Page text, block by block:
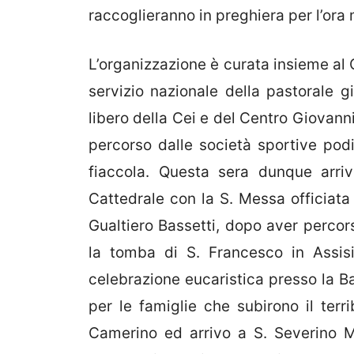
raccoglieranno in preghiera per l’ora
L’organizzazione è curata insieme
servizio nazionale della pastorale
libero della Cei e del Centro
percorso dalle società sportive
fiaccola. Questa sera dunque
Cattedrale con la S. Messa
Gualtiero Bassetti, dopo aver
la tomba di S. Francesco in
celebrazione eucaristica presso la
per le famiglie che subirono il
Camerino ed arrivo a S. Severino